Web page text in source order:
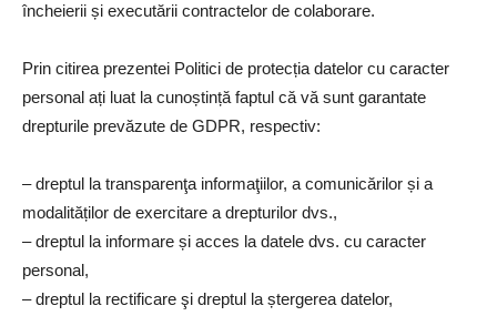
încheierii și executării contractelor de colaborare.
Prin citirea prezentei Politici de protecția datelor cu caracter
personal ați luat la cunoștință faptul că vă sunt garantate
drepturile prevăzute de GDPR, respectiv:
– dreptul la transparenţa informaţiilor, a comunicărilor și a
modalităților de exercitare a drepturilor dvs.,
– dreptul la informare și acces la datele dvs. cu caracter
personal,
– dreptul la rectificare şi dreptul la ștergerea datelor,